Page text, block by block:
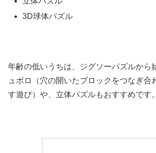
3D球体パズル
年齢の低いうちは、ジグソーパズルから
ュボロ（穴の開いたブロックをつなぎ合
す遊び）や、立体パズルもおすすめです。